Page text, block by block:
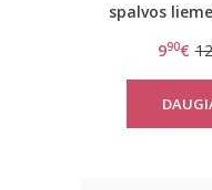
spalvos
990€ 12